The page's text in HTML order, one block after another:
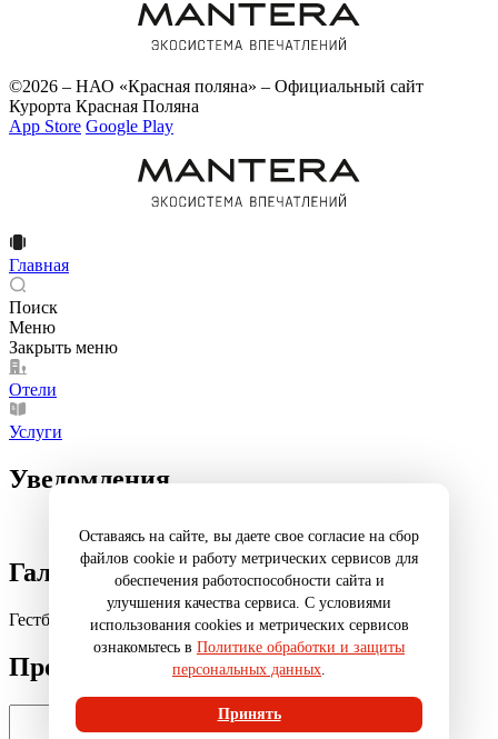
©2026 – НАО «Красная поляна» – Официальный сайт
Курорта Красная Поляна
App Store Google Play
Главная
Поиск
Меню
Закрыть меню
Отели
Услуги
Оставаясь на сайте, вы даете свое согласие на сбор
файлов cookie и работу метрических сервисов для
обеспечения работоспособности сайта и
улучшения качества сервиса. С условиями
использования cookies и метрических сервисов
ознакомьтесь в Политике обработки и защиты
персональных данных.
Принять
Уведомления
Галерея
Гестбартендинг: смешать, но не взбалтывать
Промокод